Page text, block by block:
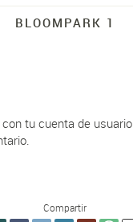
BLOOMPARK 1
tu cuenta de usuario
Compartir